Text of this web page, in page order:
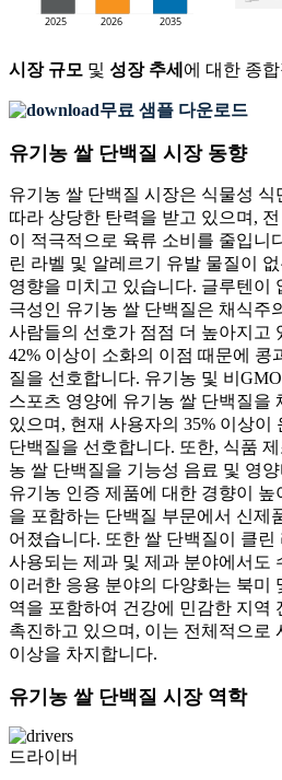
시장 규모 및 성장 추세 에 대한 종
무료 샘플 다운로드
유기농 쌀 단백질 시장 동향
유기농 쌀 단백질 시장은 식물성 식
따라 상당한 탄력을 받고 있으며,
이 적극적으로 육류 소비를 줄입니
린 라벨 및 알레르기 유발 물질이
영향을 미치고 있습니다. 글루텐이
극성인 유기농 쌀 단백질은 채식주
사람들의 선호가 점점 더 높아지고
42% 이상이 소화의 이점 때문에 콩
질을 선호합니다. 유기농 및 비
스포츠 영양에 유기농 쌀 단백질을
있으며, 현재 사용자의 35% 이상이
단백질을 선호합니다. 또한, 식품 제
농 쌀 단백질을 기능성 음료 및 영
유기농 인증 제품에 대한 경향이
을 포함하는 단백질 부문에서 신제
어졌습니다. 또한 쌀 단백질이 클린
사용되는 제과 및 제과 분야에서도
이러한 응용 분야의 다양화는 북미
역을 포함하여 건강에 민감한 지역
촉진하고 있으며, 이는 전체적으로
이상을 차지합니다.
유기농 쌀 단백질 시장 역학
드라이버